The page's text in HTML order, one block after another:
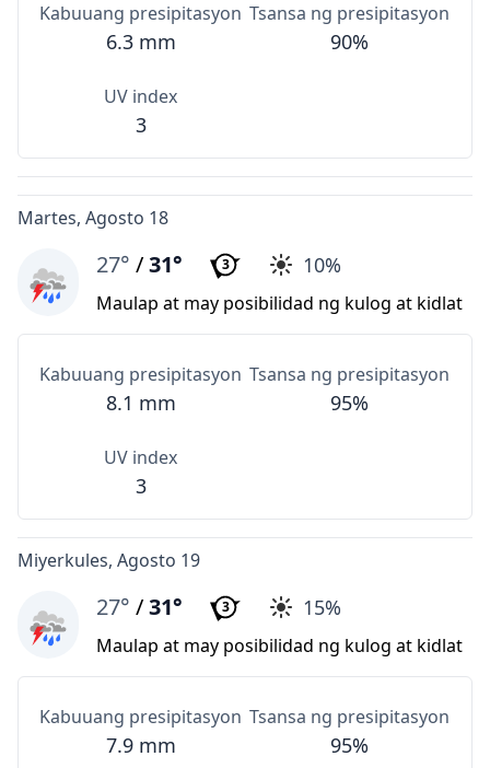
Kabuuang presipitasyon
6.3 mm
Tsansa ng presipitasyon
90%
UV index
3
Martes, Agosto 18
27° /31° 3 10%
Maulap at may posibilidad ng kulog at kidlat
Kabuuang presipitasyon
8.1 mm
Tsansa ng presipitasyon
95%
UV index
3
Miyerkules, Agosto 19
27° /31° 3 15%
Maulap at may posibilidad ng kulog at kidlat
Kabuuang presipitasyon
7.9 mm
Tsansa ng presipitasyon
95%